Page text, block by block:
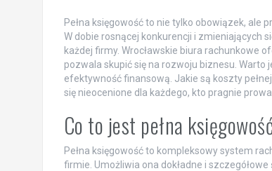
Pełna księgowość to nie tylko obowiązek, ale
W dobie rosnącej konkurencji i zmieniających
każdej firmy. Wrocławskie biura rachunkowe
pozwala skupić się na rozwoju biznesu.
efektywność finansową. Jakie są koszty
się nieocenione dla każdego, kto pragnie
Co to jest pełna
Pełna księgowość to kompleksowy system
firmie. Umożliwia ona dokładne i